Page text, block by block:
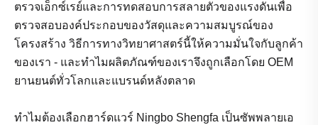
ตรวจเอ็กซ์เรย์และการทดสอบการสลายตัวของแรงดันเพื่อ
ตรวจสอบองค์ประกอบของวัสดุและความสมบูรณ์ของ
โครงสร้าง วิธีการทางวิทยาศาสตร์นี้ให้ความมั่นใจกับลูกค้า
ของเรา - และทำไมผลิตภัณฑ์ของเราจึงถูกเลือกโดย OEM
ยานยนต์ทั่วโลกและแบรนด์หลังตลาด
ทำไมต้องเลือกฮาร์ดแวร์ Ningbo Shengfa เป็นซัพพลายเอ